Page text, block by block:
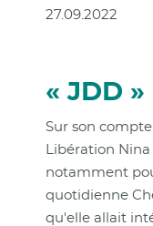
27.09.2022
« JDD »
Sur son
Libération
notamment
quotidienne
qu'elle allait